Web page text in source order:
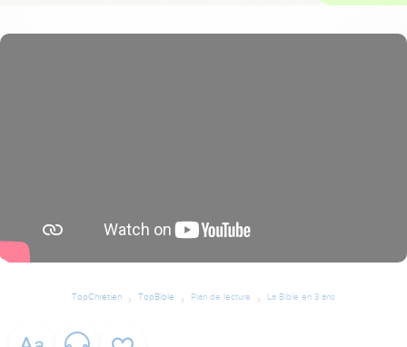
TopChrétien TopBible Plan de lecture La Bible en 3 ans